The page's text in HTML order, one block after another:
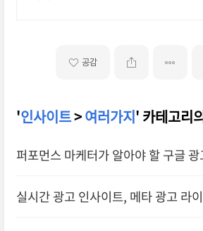
공감
'인사이트>여러가지' 카테고리
퍼포먼스 마케터가 알아야 할 구글
실시간 광고 인사이트, 메타 광고 라